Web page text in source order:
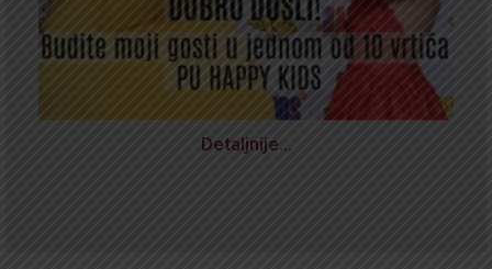
Detaljnije…